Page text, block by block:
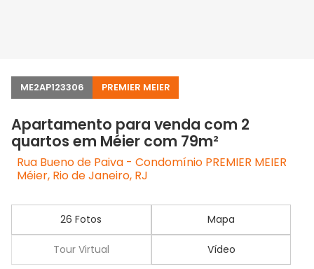
ME2AP123306 PREMIER MEIER
Apartamento para venda com 2
quartos em Méier com 79m²
Rua Bueno de Paiva - Condomínio PREMIER MEIER
Méier, Rio de Janeiro, RJ
26 Fotos Mapa
Tour Virtual Vídeo